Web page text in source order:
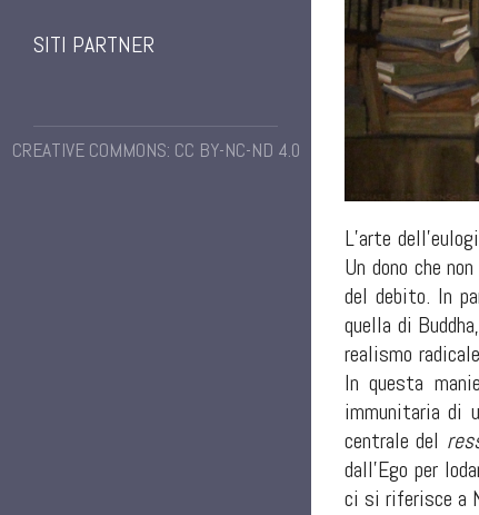
SITI PARTNER
CREATIVE COMMONS: CC BY-NC-ND 4.0
L’arte
Un dono che
del debito. In
quella di
realismo
In questa
immunitaria di
centrale del
dall’Ego per
ci si riferisce a